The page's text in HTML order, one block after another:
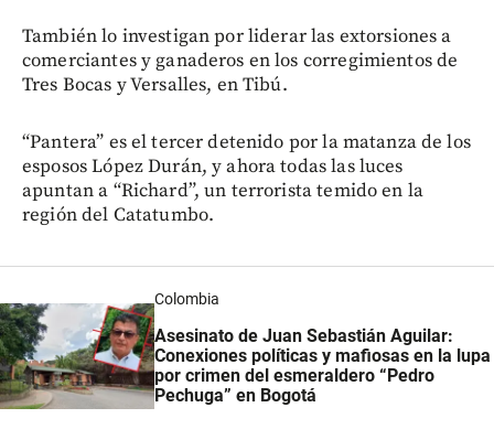
También lo investigan por liderar las extorsiones a
comerciantes y ganaderos en los corregimientos de
Tres Bocas y Versalles, en Tibú.
“Pantera” es el tercer detenido por la matanza de los
esposos López Durán, y ahora todas las luces
apuntan a “Richard”, un terrorista temido en la
región del Catatumbo.
Colombia
Asesinato de Juan Sebastián Aguilar:
Conexiones políticas y mafiosas en la lupa
por crimen del esmeraldero “Pedro
Pechuga” en Bogotá